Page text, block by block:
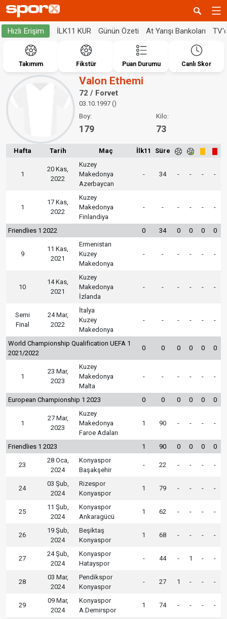
Hızlı Erişim İLK11 KUR Günün Özeti At Yarışı Bankoları
Takımım Fikstür Puan Durumu Canlı Skor
Valon Ethemi
72 / Forvet
03.10.1997 ()
Boy:
179
Kilo:
73
Hafta Tarih Maç İlk11 Süre
1
20 Kas,
2022
Kuzey
Makedonya
Azerbaycan
- 34 - - - -
1
17 Kas,
2022
Kuzey
Makedonya
Finlandiya
- - - - - -
Friendlies 1 2022 0 34 0 0 0 0
9
11 Kas,
2021
Ermenistan
Kuzey
Makedonya
- - - - - -
10
14 Kas,
2021
Kuzey
Makedonya
İzlanda
- - - - - -
Semi
Final
24 Mar,
2022
İtalya
Kuzey
Makedonya
- - - - - -
World Championship Qualification UEFA 1
2021/2022
0 0 0 0 0 0
1
23 Mar,
2023
Kuzey
Makedonya
Malta
- - - - - -
European Championship 1 2023 0 0 0 0 0 0
1
27 Mar,
2023
Kuzey
Makedonya
Faroe Adaları
1 90 - - - -
Friendlies 1 2023 1 90 0 0 0 0
23
28 Oca,
2024
Konyaspor
Başakşehir
- 22 - - - -
24
03 Şub,
2024
Rizespor
Konyaspor
1 79 - - - -
25
11 Şub,
2024
Konyaspor
Ankaragücü
1 62 - - - -
26
19 Şub,
2024
Beşiktaş
Konyaspor
1 68 - - - -
27
24 Şub,
2024
Konyaspor
Hatayspor
- 44 - 1 - -
28
03 Mar,
2024
Pendikspor
Konyaspor
- 27 1 - - -
29
09 Mar,
2024
Konyaspor
A.Demirspor
1 74 - - - -